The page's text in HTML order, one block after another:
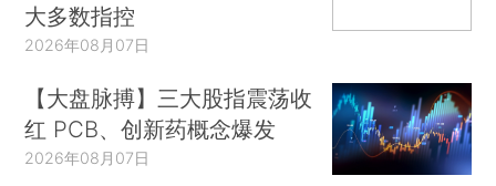
大多数指控
2026年08月07日
【大盘脉搏】三大股指震荡收
红 PCB、创新药概念爆发
2026年08月07日